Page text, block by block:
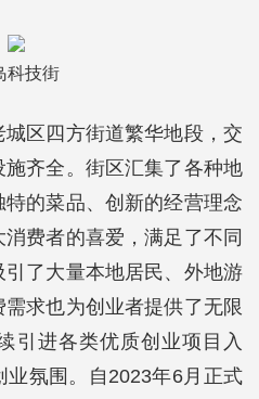
科技街
区四方街道繁华地段，交
齐全。街区汇集了各种地
的菜品、创新的经营理念
费者的喜爱，满足了不同
了大量本地居民、外地游
求也为创业者提供了无限
引进各类优质创业项目入
氛围。自2023年6月正式